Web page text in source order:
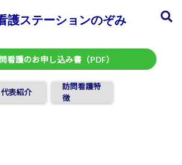
護ステーションのぞみ
看護のお申し込み書（PDF）
代表紹介
訪問看護特
徴